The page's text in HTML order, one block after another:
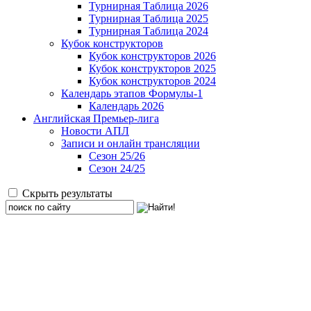
Турнирная Таблица 2026
Турнирная Таблица 2025
Турнирная Таблица 2024
Кубок конструкторов
Кубок конструкторов 2026
Кубок конструкторов 2025
Кубок конструкторов 2024
Календарь этапов Формулы-1
Календарь 2026
Английская Премьер-лига
Новости АПЛ
Записи и онлайн трансляции
Сезон 25/26
Сезон 24/25
Скрыть результаты